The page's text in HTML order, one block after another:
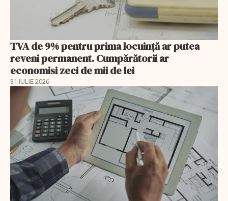
TVA de 9% pentru prima locuință ar putea
reveni permanent. Cumpărătorii ar
economisi zeci de mii de lei
31 IULIE 2026